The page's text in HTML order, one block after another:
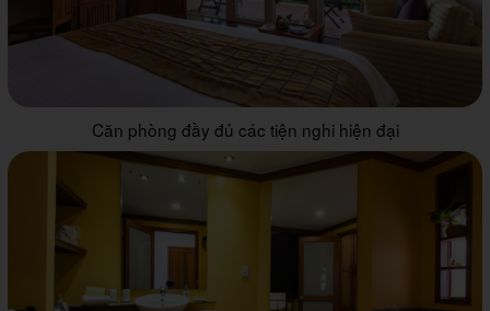
Căn phòng đầy đủ các tiện nghi hiện đại